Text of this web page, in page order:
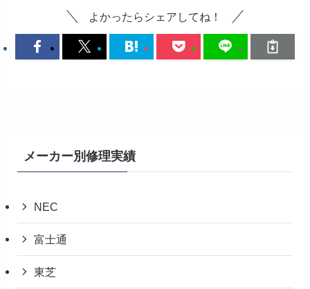
よかったらシェアしてね！
メーカー別修理実績
NEC
富士通
東芝